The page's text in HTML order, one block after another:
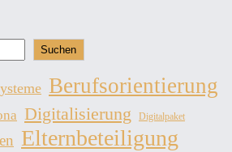
Suchen
Berufsorientierung
Digitalisierung Digitalpaket
Elternbeteiligung